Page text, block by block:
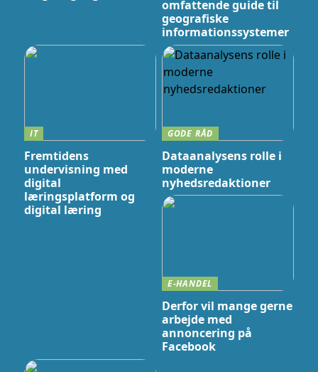
omfattende guide til
geografiske
informationssystemer
IT
Fremtidens
undervisning med
digital
læringsplatform og
digital læring
GODE RÅD
Dataanalysens rolle i
moderne
nyhedsredaktioner
E-HANDEL
Derfor vil mange gerne
arbejde med
annoncering på
Facebook